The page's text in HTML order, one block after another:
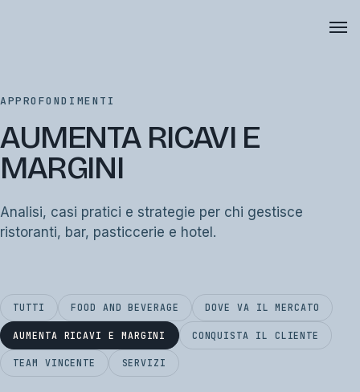
APPROFONDIMENTI
AUMENTA RICAVI E
MARGINI
Analisi, casi pratici e strategie per chi gestisce
ristoranti, bar, pasticcerie e hotel.
TUTTI FOOD AND BEVERAGE DOVE VA IL MERCATO
AUMENTA RICAVI E MARGINI CONQUISTA IL CLIENTE
TEAM VINCENTE SERVIZI